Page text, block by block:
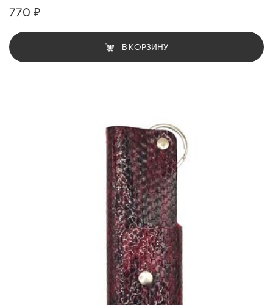
770 ₽
В КОРЗИНУ